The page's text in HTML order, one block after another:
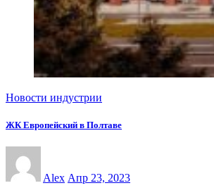
Новости индустрии
ЖК Европейский в Полтаве
Alex Апр 23, 2023